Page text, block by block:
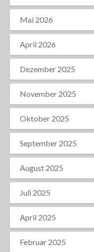
Mai 2026
April 2026
Dezember 2025
November 2025
Oktober 2025
September 2025
August 2025
Juli 2025
April 2025
Februar 2025